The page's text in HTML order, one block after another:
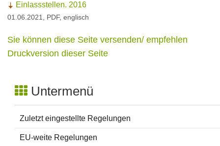
Einlassstellen. 2016
01.06.2021, PDF, englisch
Sie können diese Seite versenden/ empfehlen
Druckversion dieser Seite
Untermenü
Zuletzt eingestellte Regelungen
EU-weite Regelungen